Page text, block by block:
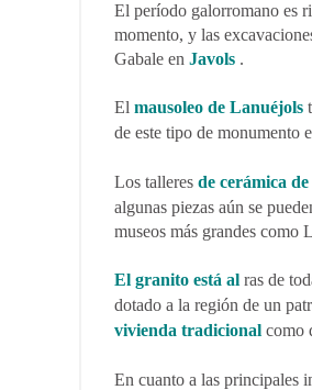
El período galorromano es
momento, y las
Gabale en Javols .
El mausoleo de Lanuéjols
de este tipo de monumento
Los talleres de cerámica de
algunas piezas aún se
museos más grandes como
El granito está al ras de
dotado a la región de un
vivienda tradicional como
En cuanto a las principales